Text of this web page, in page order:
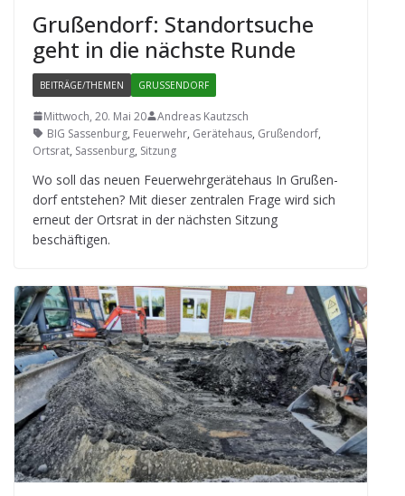
Gru­ßen­dorf: Stand­ort­su­che
geht in die nächste Runde
BEITRÄGE/THEMEN GRUSSENDORF
Mittwoch, 20. Mai 20
Andreas Kautzsch
BIG Sassenburg, Feuerwehr, Gerätehaus, Grußendorf,
Ortsrat, Sassenburg, Sitzung
Wo soll das neuen Feu­er­wehr­ge­rä­te­haus In Gru­ßen­
dorf ent­ste­hen? Mit die­ser zen­tra­len Frage wird sich
erneut der Orts­rat in der nächs­ten Sit­zung
beschäftigen.